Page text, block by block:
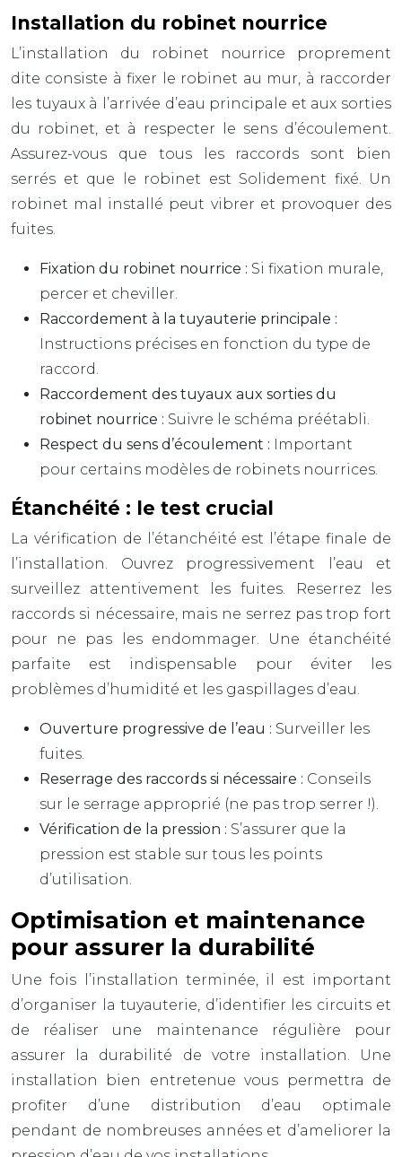
Installation du robinet nourrice
L’installation du robinet nourrice proprement
dite consiste à fixer le robinet au mur, à raccorder
les tuyaux à l’arrivée d’eau principale et aux sorties
du robinet, et à respecter le sens d’écoulement.
Assurez-vous que tous les raccords sont bien
serrés et que le robinet est Solidement fixé. Un
robinet mal installé peut vibrer et provoquer des
fuites.
Fixation du robinet nourrice : Si fixation murale,
percer et cheviller.
Raccordement à la tuyauterie principale :
Instructions précises en fonction du type de
raccord.
Raccordement des tuyaux aux sorties du
robinet nourrice : Suivre le schéma préétabli.
Respect du sens d’écoulement : Important
pour certains modèles de robinets nourrices.
Étanchéité : le test crucial
La vérification de l’étanchéité est l’étape finale de
l’installation. Ouvrez progressivement l’eau et
surveillez attentivement les fuites. Reserrez les
raccords si nécessaire, mais ne serrez pas trop fort
pour ne pas les endommager. Une étanchéité
parfaite est indispensable pour éviter les
problèmes d’humidité et les gaspillages d’eau.
Ouverture progressive de l’eau : Surveiller les
fuites.
Reserrage des raccords si nécessaire : Conseils
sur le serrage approprié (ne pas trop serrer !).
Vérification de la pression : S’assurer que la
pression est stable sur tous les points
d’utilisation.
Optimisation et maintenance
pour assurer la durabilité
Une fois l’installation terminée, il est important
d’organiser la tuyauterie, d’identifier les circuits et
de réaliser une maintenance régulière pour
assurer la durabilité de votre installation. Une
installation bien entretenue vous permettra de
profiter d’une distribution d’eau optimale
pendant de nombreuses années et d’ameliorer la